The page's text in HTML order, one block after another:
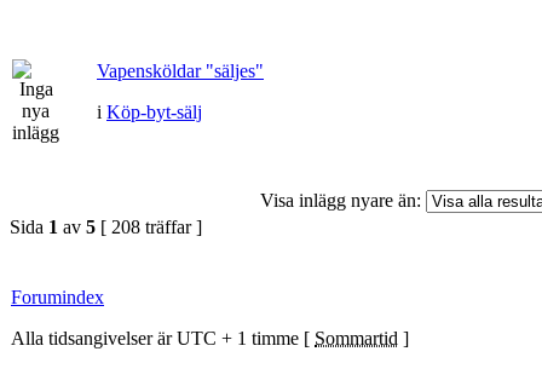
Vapensköldar "säljes"
i Köp-byt-sälj
Visa inlägg nyare än:
Sida 1 av 5 [ 208 träffar ]
Forumindex
Alla tidsangivelser är UTC + 1 timme [ Sommartid ]